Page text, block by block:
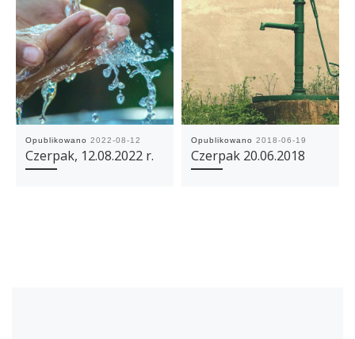
Opublikowano 2022-08-12
Czerpak, 12.08.2022 r.
Opublikowano 2018-06-19
Czerpak 20.06.2018